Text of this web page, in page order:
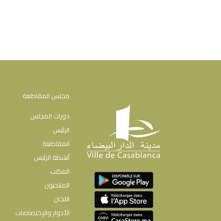
مجلس المقاطعة
دورات المجلس
الرئيس
المقاطعة
أنشطة الرئيس
المكتب
المنتخبون
اللجان
الأدوار والإختصاصات